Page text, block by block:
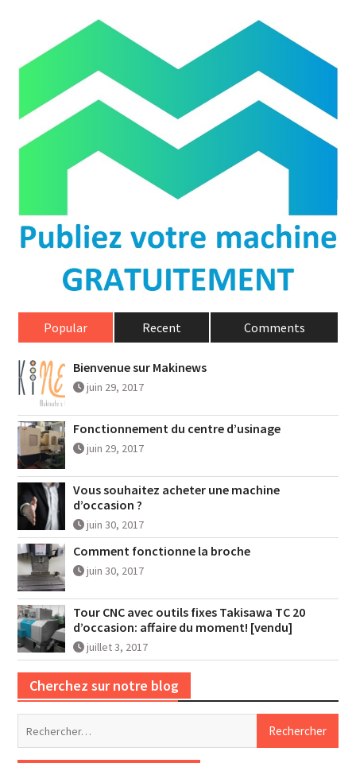
Popular Recent Comments
Bienvenue sur Makinews
juin 29, 2017
Fonctionnement du centre d’usinage
juin 29, 2017
Vous souhaitez acheter une machine
d’occasion ?
juin 30, 2017
Comment fonctionne la broche
juin 30, 2017
Tour CNC avec outils fixes Takisawa TC 20
d’occasion: affaire du moment! [vendu]
juillet 3, 2017
Cherchez sur notre blog